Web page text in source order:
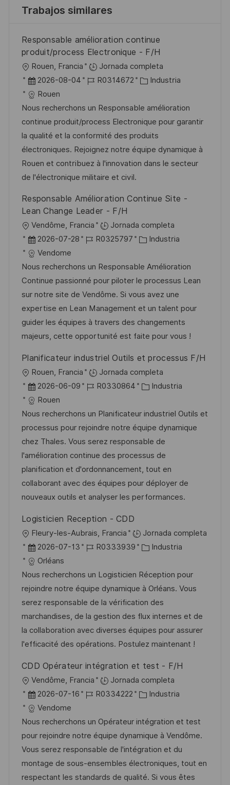
Trabajos similares
Responsable amélioration continue
produit/process Electronique - F/H
U
b
c
a
c
i
ó
n
Rouen, Francia
Jornada completa
F
e
c
h
a
d
e
p
c
a
2026-08-04
I
d
e
e
m
p
l
R0314672
C
t
e
g
o
r
Industria
Rouen
Nous recherchons un Responsable amélioration
continue produit/process Electronique pour garantir
la qualité et la conformité des produits
électroniques. Rejoignez notre équipe dynamique à
Rouen et contribuez à l'innovation dans le secteur
de l'électronique militaire et civil.
Responsable Amélioration Continue Site -
Lean Change Leader - F/H
U
b
c
a
c
i
ó
n
Vendôme, Francia
Jornada completa
F
e
c
h
a
d
e
p
b
l
i
c
a
c
i
ó
n
2026-07-28
I
d
e
e
m
p
l
o
R0325797
C
t
e
g
o
r
í
Industria
Vendome
Nous recherchons un Responsable Amélioration
Continue passionné pour piloter le processus Lean
sur notre site de Vendôme. Si vous avez une
expertise en Lean Management et un talent pour
guider les équipes à travers des changements
majeurs, cette opportunité est faite pour vous !
Planificateur industriel Outils et processus F/H
U
b
c
a
c
i
ó
n
Rouen, Francia
Jornada completa
F
e
c
h
a
d
e
p
u
l
i
c
a
c
i
ó
n
2026-06-09
I
d
e
e
m
p
l
e
R0330864
C
t
e
g
o
r
í
a
Industria
Rouen
Nous recherchons un Planificateur industriel Outils et
processus pour rejoindre notre équipe dynamique
chez Thales. Vous serez responsable de
l'amélioration continue des processus de
planification et d'ordonnancement, tout en
collaborant avec des équipes pour déployer de
nouveaux outils et analyser les performances.
Logisticien Reception - CDD
U
b
c
a
c
i
ó
n
Fleury-les-Aubrais, Francia
Jornada completa
F
e
c
h
a
d
e
p
b
l
i
c
a
c
i
ó
n
2026-07-13
I
d
e
e
m
p
l
o
R0333939
C
t
e
g
o
r
í
Industria
Orléans
Nous recherchons un Logisticien Réception pour
rejoindre notre équipe dynamique à Orléans. Vous
serez responsable de la vérification des
marchandises, de la gestion des flux internes et de
la collaboration avec diverses équipes pour assurer
l'efficacité des opérations. Postulez maintenant !
CDD Opérateur intégration et test - F/H
U
b
c
a
c
i
ó
Vendôme, Francia
Jornada completa
F
e
c
h
a
d
e
2026-07-16
I
d
e
e
m
p
R0334222
C
t
e
g
o
r
Industria
Vendome
Nous recherchons un Opérateur intégration et test
pour rejoindre notre équipe dynamique à Vendôme.
Vous serez responsable de l'intégration et du
montage de sous-ensembles électroniques, tout en
respectant les standards de qualité. Si vous êtes